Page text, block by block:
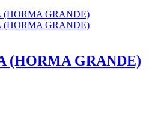
(HORMA GRANDE)